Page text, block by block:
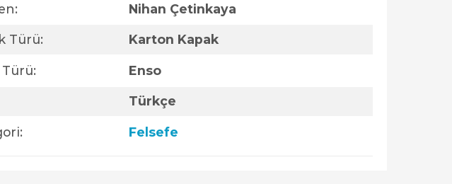
Nihan Çetinkaya
Türü: Karton Kapak
Türü: Enso
Türkçe
Felsefe